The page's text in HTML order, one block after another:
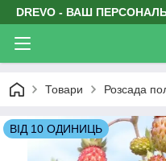
DREVO - ВАШ
Товари Розсада
ВІД 10 ОДИНИЦЬ